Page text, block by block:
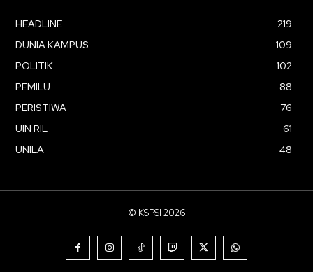
HEADLINE
219
DUNIA KAMPUS
109
POLITIK
102
PEMILU
88
PERISTIWA
76
UIN RIL
61
UNILA
48
© KSPSI 2026